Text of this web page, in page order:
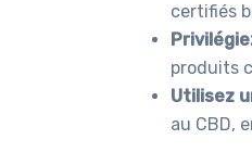
certifiés
produits
Utilisez
au CBD,